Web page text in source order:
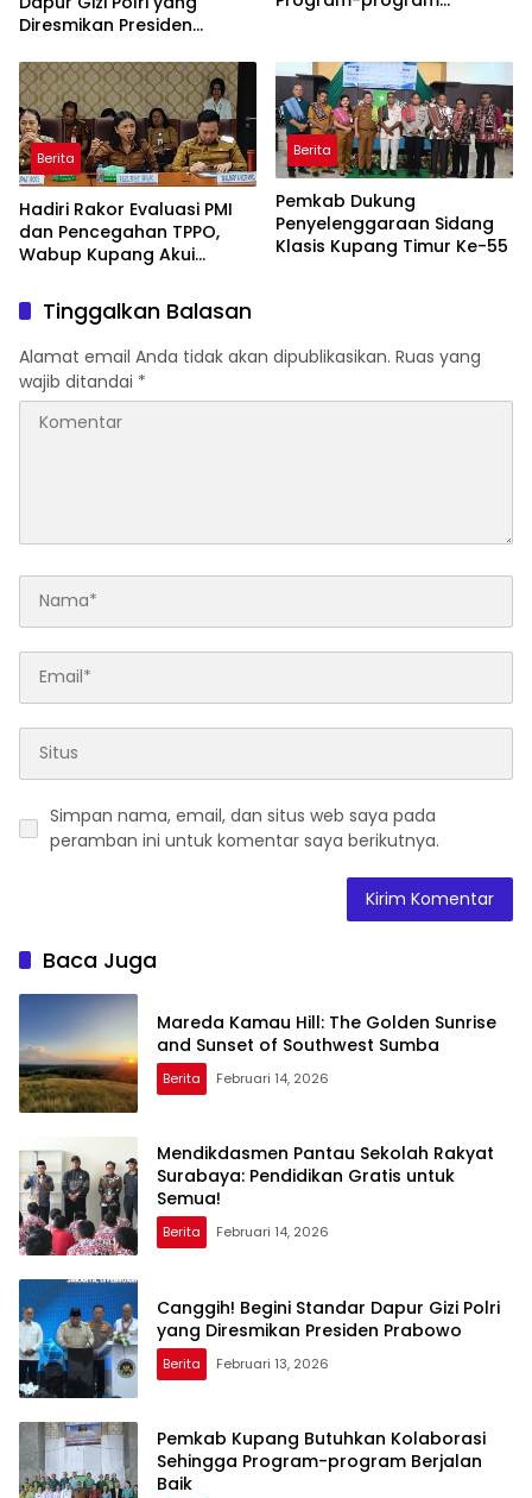
Diresmikan Presiden
Berita
Hadiri Rakor Evaluasi PMI
dan Pencegahan TPPO,
Wabup Kupang Akui
Bermasalah
Berita
Pemkab Dukung
Penyelenggaraan Sidang
Klasis Kupang Timur Ke-55
Tinggalkan Balasan
Alamat email Anda tidak akan dipublikasikan. Ruas yang
wajib ditandai *
Simpan nama, email, dan situs web saya pada
peramban ini untuk komentar saya berikutnya.
Baca Juga
Mareda Kamau Hill: The Golden Sunrise
and Sunset of Southwest Sumba
Berita Februari 14, 2026
Mendikdasmen Pantau Sekolah Rakyat
Surabaya: Pendidikan Gratis untuk
Semua!
Berita Februari 14, 2026
Canggih! Begini Standar Dapur Gizi Polri
yang Diresmikan Presiden Prabowo
Berita Februari 13, 2026
Pemkab Kupang Butuhkan Kolaborasi
Sehingga Program-program Berjalan
Baik